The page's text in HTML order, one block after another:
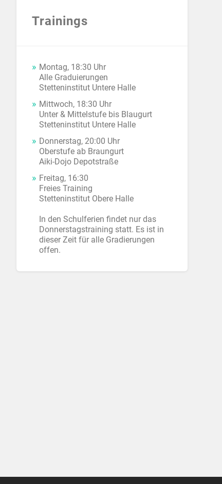
Trainings
Montag, 18:30 Uhr
Alle Graduierungen
Stetteninstitut Untere Halle
Mittwoch, 18:30 Uhr
Unter & Mittelstufe bis Blaugurt
Stetteninstitut Untere Halle
Donnerstag, 20:00 Uhr
Oberstufe ab Braungurt
Aiki-Dojo Depotstraße
Freitag, 16:30
Freies Training
Stetteninstitut Obere Halle
In den Schulferien findet nur das
Donnerstagstraining statt. Es ist in
dieser Zeit für alle Gradierungen
offen.